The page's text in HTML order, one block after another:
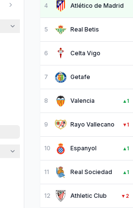
4 Atlético de Madrid
5 Real Betis
6 Celta Vigo
7 Getafe
8 Valencia ▲1
9 Rayo Vallecano ▼1
10 Espanyol ▲1
11 Real Sociedad ▲1
12 Athletic Club ▼ 2